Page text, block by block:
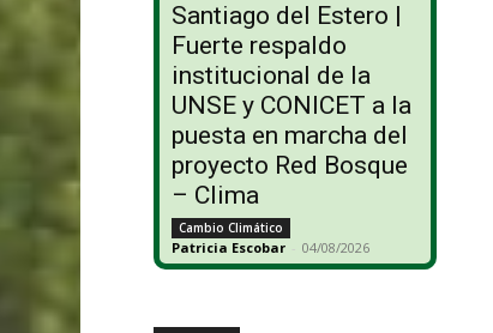
Santiago del Estero |
Fuerte respaldo
institucional de la
UNSE y CONICET a la
puesta en marcha del
proyecto Red Bosque
– Clima
Cambio Climático
Patricia Escobar - 04/08/2026